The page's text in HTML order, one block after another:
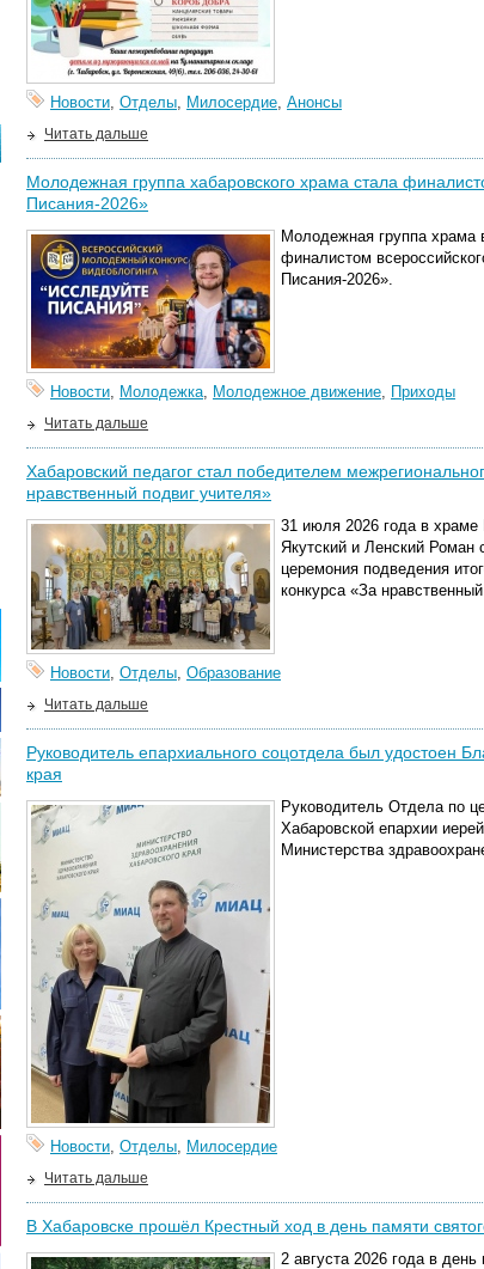
Новости, Отделы, Милосердие, Анонсы
Читать дальше
Молодежная группа хабаровского храма стала
Писания-2026»
Молодежная группа храма
финалистом
Писания-2026».
Новости, Молодежка, Молодежное движение, Приходы
Читать дальше
Хабаровский педагог стал победителем
нравственный подвиг учителя»
31 июля 2026 года в храме
Якутский и Ленский Роман
церемония подведения
конкурса «За
Новости, Отделы, Образование
Читать дальше
Руководитель епархиального соцотдела был удостоен
края
Руководитель Отдела по
Хабаровской епархии
Министерства
Новости, Отделы, Милосердие
Читать дальше
В Хабаровске прошёл Крестный ход в день памяти
2 августа 2026 года в день